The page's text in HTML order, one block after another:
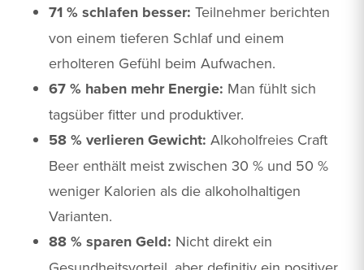
71 % schlafen besser: Teilnehmer berichten
von einem tieferen Schlaf und einem
erholteren Gefühl beim Aufwachen.
67 % haben mehr Energie: Man fühlt sich
tagsüber fitter und produktiver.
58 % verlieren Gewicht: Alkoholfreies Craft
Beer enthält meist zwischen 30 % und 50 %
weniger Kalorien als die alkoholhaltigen
Varianten.
88 % sparen Geld: Nicht direkt ein